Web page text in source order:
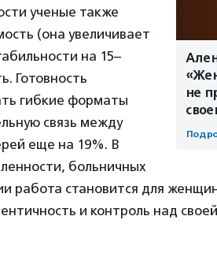
не
ученые также
(она увеличивает
на 15–
Готовность
гибкие форматы
связь между
еще на 19%. В
больничных
работа становится для
и контроль над